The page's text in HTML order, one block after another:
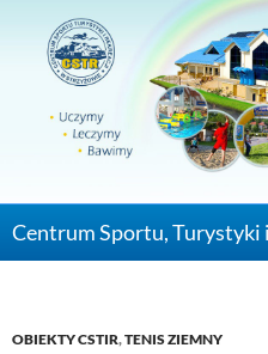
OBIEKTY CSTIR,TENIS ZIEMNY